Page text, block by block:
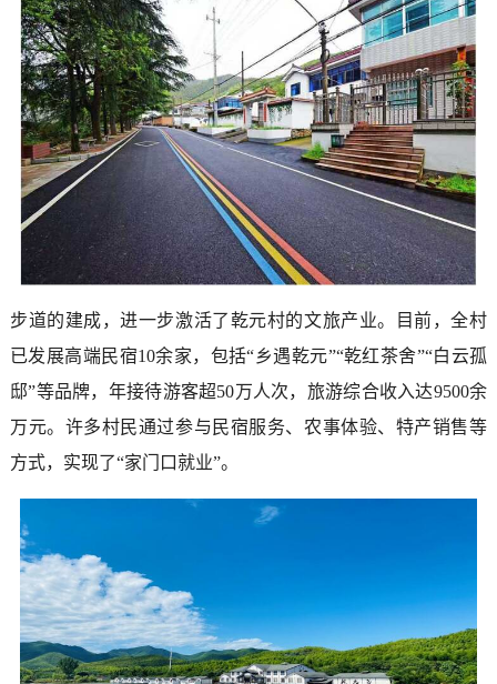
步道的建成，进一步激活了乾元村的文旅产业。目前，全村
已发展高端民宿10余家，包括“乡遇乾元”“乾红茶舍”“白云孤
邸”等品牌，年接待游客超50万人次，旅游综合收入达9500余
万元。许多村民通过参与民宿服务、农事体验、特产销售等
方式，实现了“家门口就业”。